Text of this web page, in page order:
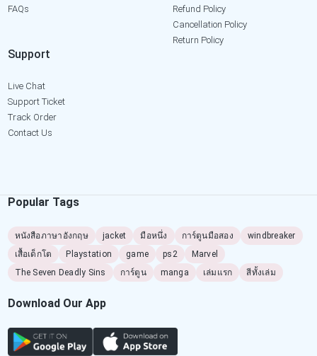
FAQs
Refund Policy
Cancellation Policy
Return Policy
Support
Live Chat
Support Ticket
Track Order
Contact Us
Popular Tags
หนังสือภาษาอังกฤษ jacket มือหนึ่ง การ์ตูนมือสอง
windbreaker
เสื้อเด็กโต
Playstation game ps2
Marvel
The Seven Deadly Sins
การ์ตูน manga เล่มแรก สีทั้งเล่ม
Download Our App